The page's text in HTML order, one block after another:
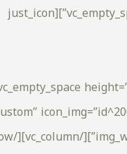
icon_link=”url:https%3A%2F%2Ftwitter.com%2Fnraaoman|target:_blank|rel:nofollow” icon_animation=”swing”][vc_empty_space height=”5px”][just_icon